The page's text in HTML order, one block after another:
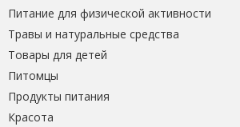
Питание для физической активности
Травы и натуральные средства
Товары для детей
Питомцы
Продукты питания
Красота